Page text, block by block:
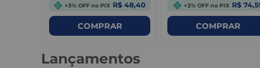
+3% OFF no PIX R$ 48,40
COMPRAR
+3% OFF no PIX R$
COMPRAR
Lançamentos